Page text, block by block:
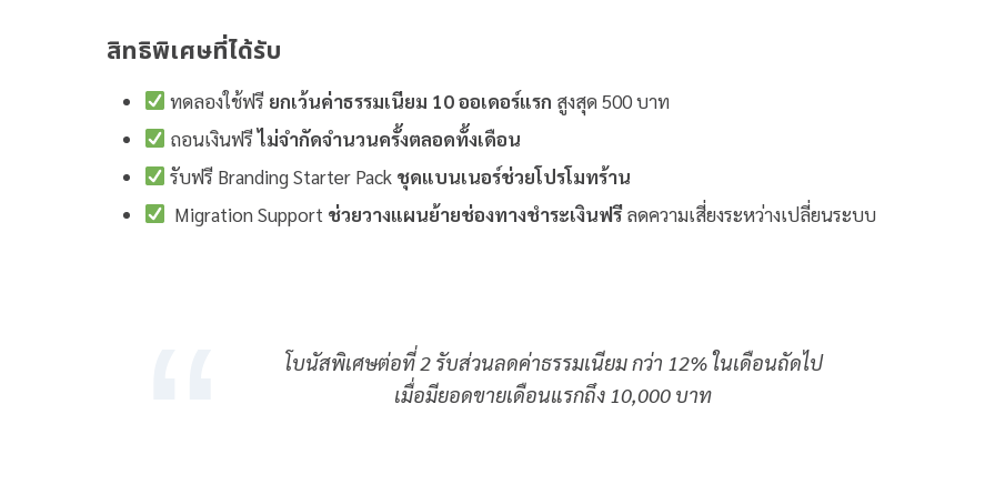
สิทธิพิเศษที่ได้รับ
ทดลองใช้ฟรี ยกเว้นค่าธรรมเนียม 10 ออเดอร์แรก สูงสุด 500 บาท
ถอนเงินฟรีไม่จำกัดจำนวนครั้งตลอดทั้งเดือน
รับฟรี Branding Starter Pack ชุดแบนเนอร์ช่วยโปรโมทร้าน
Migration Support ช่วยวางแผนย้ายช่องทางชำระเงินฟรีลดความเสี่ยงระหว่างเปลี่ยนระบบ
โบนัสพิเศษต่อที่ 2 รับส่วนลดค่าธรรมเนียม กว่า 12% ในเดือนถัดไป
เมื่อมียอดขายเดือนแรกถึง 10,000 บาท